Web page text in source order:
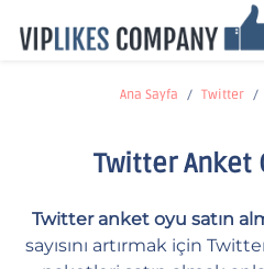
Ana Sayfa Twitter
Twitter Anket
Twitter anket oyu satın
sayısını artırmak için